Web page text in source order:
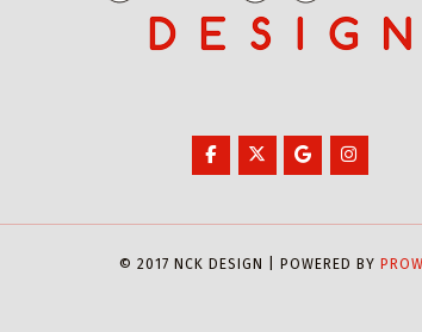
© 2017 NCK DESIGN | POWERED BY